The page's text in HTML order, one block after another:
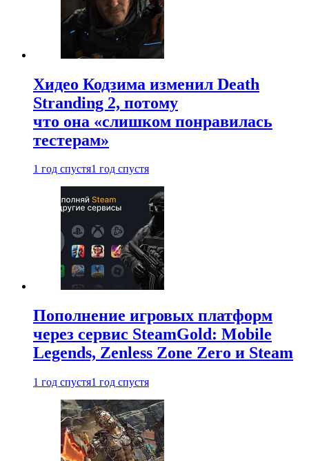
Хидео Кодзима изменил Death
Stranding 2, потому
что она «слишком понравилась
тестерам»
1 год спустя1 год спустя
Пополнение игровых платформ
через сервис SteamGold: Mobile
Legends, Zenless Zone Zero и Steam
1 год спустя1 год спустя